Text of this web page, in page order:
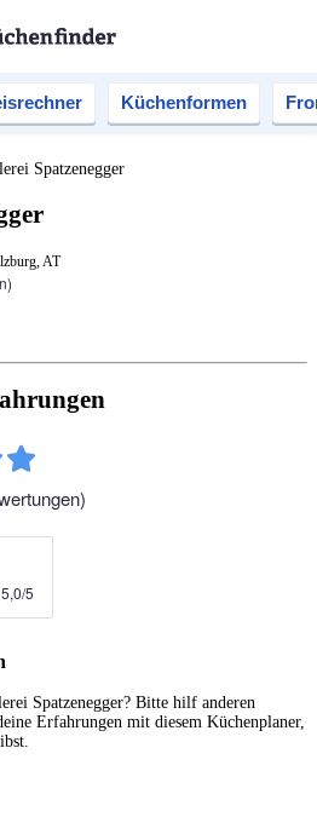
Küchenformen
Spatzenegger
AT
5,0/5
Spatzenegger? Bitte hilf anderen
Erfahrungen mit diesem Küchenplaner,